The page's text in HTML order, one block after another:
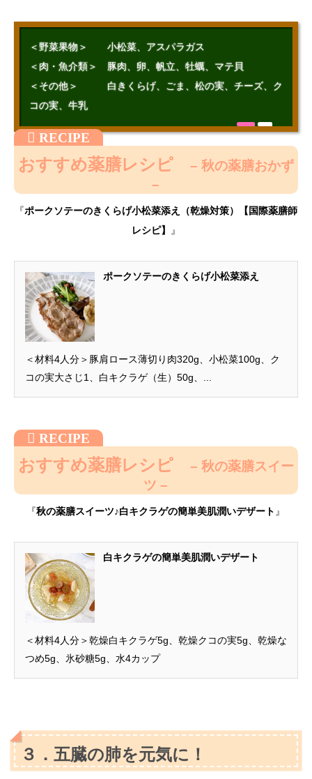
＜野菜果物＞ 小松菜、アスパラガス
＜肉・魚介類＞ 豚肉、卵、帆立、牡蠣、マテ貝
＜その他＞ 白きくらげ、ごま、松の実、チーズ、ク
コの実、牛乳
おすすめ薬膳レシピ
– 秋の薬膳おかず
–
『ポークソテーのきくらげ小松菜添え（乾燥対策）【国際薬膳師
レシピ】 』
ポークソテーのきくらげ小松菜添え
＜材料4人分＞豚肩ロース薄切り肉320g、小松菜100g、ク
コの実大さじ1、白キクラゲ（生）50g、...
おすすめ薬膳レシピ
– 秋の薬膳スイー
ツ –
『秋の薬膳スイーツ♪白キクラゲの簡単美肌潤いデザート』
白キクラゲの簡単美肌潤いデザート
＜材料4人分＞乾燥白キクラゲ5g、乾燥クコの実5g、乾燥な
つめ5g、氷砂糖5g、水4カップ
３．五臓の肺を元気に！